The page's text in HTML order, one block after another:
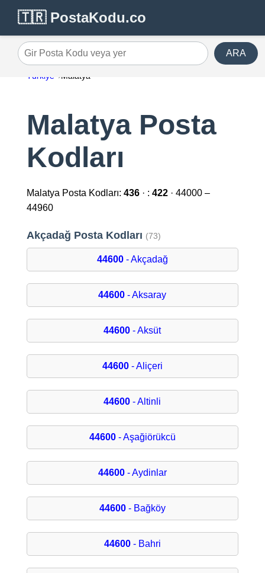
🇹🇷 PostaKodu.co
Gir Posta Kodu veya yer ARA
Türkiye Malatya
Malatya Posta
Kodları
Malatya Posta Kodları: 436· : 422· 44000 –
44960
Akçadağ Posta Kodları (73)
44600- Akçadağ
44600 - Aksaray
44600 - Aksüt
44600- Aliçeri
44600 - Altinli
44600- Aşağiörükcü
44600- Aydinlar
44600- Bağköy
44600- Bahri